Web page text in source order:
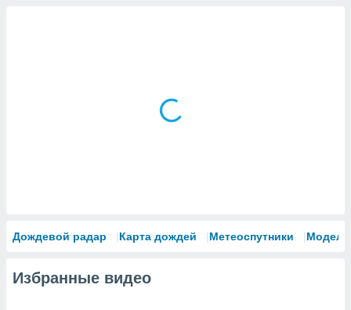
Дождевой радар Карта дождей Метеоспутники Модели
Избранные видео